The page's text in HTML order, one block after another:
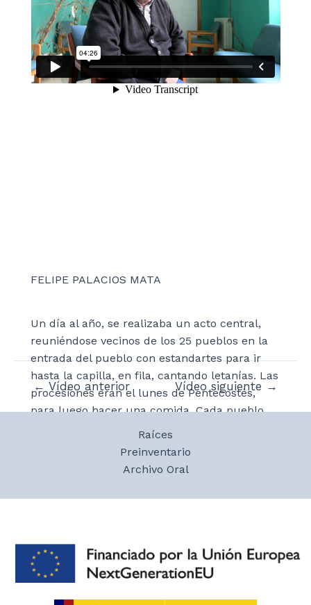
FELIPE PALACIOS MATA
Un día al año, se realizaba un acto central,
reuniéndose vecinos de los 25 pueblos en la
entrada del pueblo con estandartes para ir
hasta la capilla, en fila, cantando letanías. Las
procesiones eran el lunes de Pentecostés,
para luego hacer una comida. Cada pueblo
tenía varios pendones y cruces parroquiales,
contando con su propio repertorio de
canciones religiosas. Los días anteriores al
cuyo término llegaba la procesión. La gente
autoridades tenían una comida aparte.
Navegación
← Vídeo anterior Vídeo siguiente →
Raíces
Preinventario
Archivo Oral